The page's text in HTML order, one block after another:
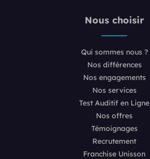
Nous choisir
Qui sommes nous ?
Nos différences
Nos engagements
Nos services
Test Auditif en Ligne
Nos offres
Témoignages
Recrutement
Franchise Unisson